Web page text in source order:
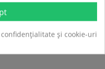
cm
16 kg
și cookie-uri